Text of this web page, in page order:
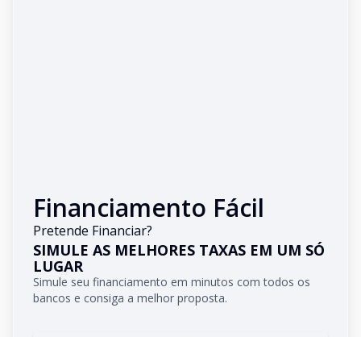
Financiamento Fácil
Pretende Financiar?
SIMULE AS MELHORES TAXAS EM UM SÓ
LUGAR
Simule seu financiamento em minutos com todos os
bancos e consiga a melhor proposta.